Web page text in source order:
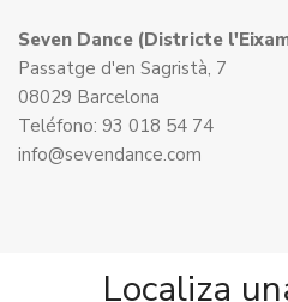
Seven Dance (Districte
Passatge d'en Sagristà, 7
08029 Barcelona
Teléfono: 93 018 54 74
info@sevendance.com
Localiza